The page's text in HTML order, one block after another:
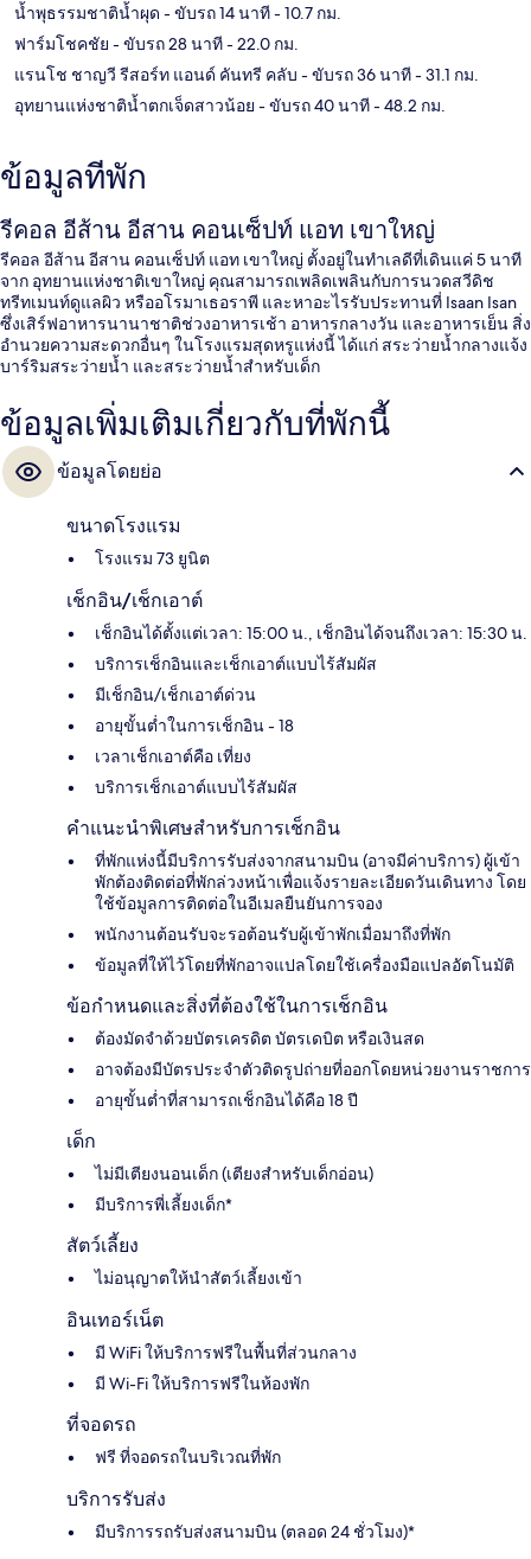
น้ำพุธรรมชาติน้ำผุด - ขับรถ 14 นาที- 10.7 กม.
ฟาร์มโชคชัย - ขับรถ 28 นาที- 22.0 กม.
แรนโช ชาญวี รีสอร์ท แอนด์ คันทรี คลับ - ขับรถ 36 นาที- 31.1 กม.
อุทยานแห่งชาติน้ำตกเจ็ดสาวน้อย - ขับรถ 40 นาที- 48.2 กม.
ข้อมูลที่พัก
รีคอล อีส้าน อีสาน คอนเซ็ปท์ แอท เขาใหญ่
รีคอล อีส้าน อีสาน คอนเซ็ปท์ แอท เขาใหญ่ ตั้งอยู่ในทำเลดีที่เดินแค่ 5 นาที
จาก อุทยานแห่งชาติเขาใหญ่ คุณสามารถเพลิดเพลินกับการนวดสวีดิช
ทรีทเมนท์ดูแลผิว หรืออโรมาเธอราพี และหาอะไรรับประทานที่ Isaan Isan
ซึ่งเสิร์ฟอาหารนานาชาติช่วงอาหารเช้า อาหารกลางวัน และอาหารเย็น สิ่ง
อำนวยความสะดวกอื่นๆ ในโรงแรมสุดหรูแห่งนี้ ได้แก่ สระว่ายน้ำกลางแจ้ง
บาร์ริมสระว่ายน้ำ และสระว่ายน้ำสำหรับเด็ก
ข้อมูลเพิ่มเติมเกี่ยวกับที่พักนี้
ข้อมูลโดยย่อ
ขนาดโรงแรม
โรงแรม 73 ยูนิต
เช็กอิน/เช็กเอาต์
เช็กอินได้ตั้งแต่เวลา: 15:00 น., เช็กอินได้จนถึงเวลา: 15:30 น.
บริการเช็กอินและเช็กเอาต์แบบไร้สัมผัส
มีเช็กอิน/เช็กเอาต์ด่วน
อายุขั้นต่ำในการเช็กอิน - 18
เวลาเช็กเอาต์คือ เที่ยง
บริการเช็กเอาต์แบบไร้สัมผัส
คำแนะนำพิเศษสำหรับการเช็กอิน
ที่พักแห่งนี้มีบริการรับส่งจากสนามบิน (อาจมีค่าบริการ) ผู้เข้า
พักต้องติดต่อที่พักล่วงหน้าเพื่อแจ้งรายละเอียดวันเดินทาง โดย
ใช้ข้อมูลการติดต่อในอีเมลยืนยันการจอง
พนักงานต้อนรับจะรอต้อนรับผู้เข้าพักเมื่อมาถึงที่พัก
ข้อมูลที่ให้ไว้โดยที่พักอาจแปลโดยใช้เครื่องมือแปลอัตโนมัติ
ข้อกำหนดและสิ่งที่ต้องใช้ในการเช็กอิน
ต้องมัดจำด้วยบัตรเครดิต บัตรเดบิต หรือเงินสด
อาจต้องมีบัตรประจำตัวติดรูปถ่ายที่ออกโดยหน่วยงานราชการ
อายุขั้นต่ำที่สามารถเช็กอินได้คือ 18 ปี
เด็ก
ไม่มีเตียงนอนเด็ก (เตียงสำหรับเด็กอ่อน)
มีบริการพี่เลี้ยงเด็ก*
สัตว์เลี้ยง
ไม่อนุญาตให้นำสัตว์เลี้ยงเข้า
อินเทอร์เน็ต
มี WiFi ให้บริการฟรีในพื้นที่ส่วนกลาง
มี Wi-Fi ให้บริการฟรีในห้องพัก
ที่จอดรถ
ฟรี ที่จอดรถในบริเวณที่พัก
บริการรับส่ง
มีบริการรถรับส่งสนามบิน (ตลอด 24 ชั่วโมง)*